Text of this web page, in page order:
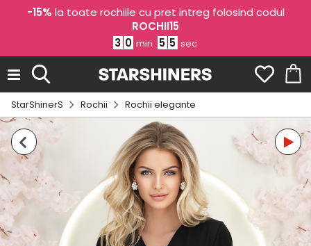
-15% la toate rochiile cu pret intreg folosind codul
ROCHII15
3 0 min 5 4 sec
StarShinerS Rochii Rochii elegante